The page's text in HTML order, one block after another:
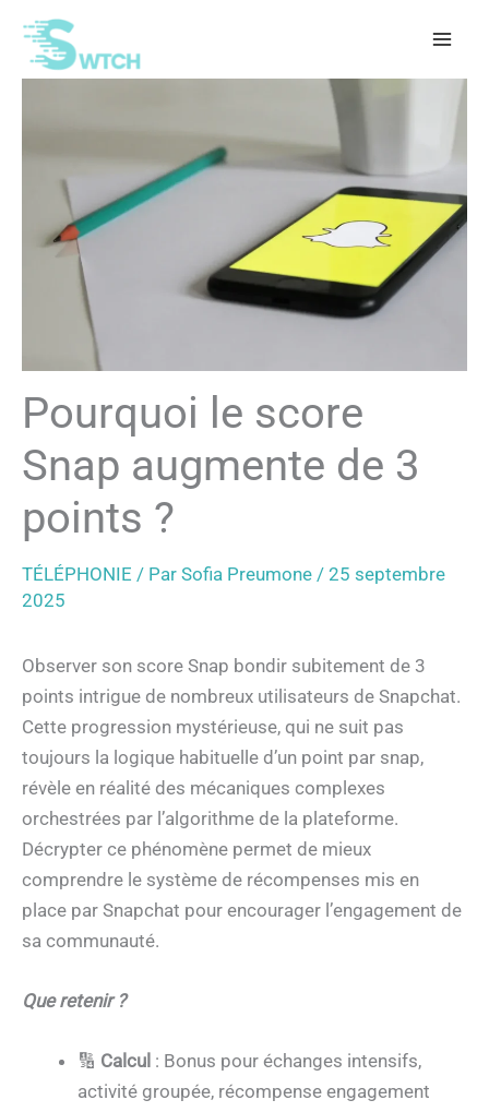
contenu
Pourquoi le score
Snap augmente de 3
points ?
TÉLÉPHONIE / Par Sofia Preumone / 25 septembre
2025
Observer son score Snap bondir subitement de 3
points intrigue de nombreux utilisateurs de Snapchat.
Cette progression mystérieuse, qui ne suit pas
toujours la logique habituelle d’un point par snap,
révèle en réalité des mécaniques complexes
orchestrées par l’algorithme de la plateforme.
Décrypter ce phénomène permet de mieux
comprendre le système de récompenses mis en
place par Snapchat pour encourager l’engagement de
sa communauté.
Que retenir ?
🔢 Calcul : Bonus pour échanges intensifs,
activité groupée, récompense engagement